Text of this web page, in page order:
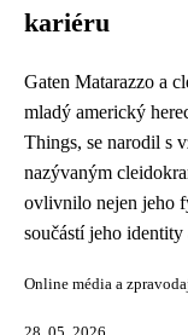
kariéru
Gaten Matarazzo a
mladý americký
Things, se narodil s
nazývaným
ovlivnilo nejen jeho
součástí jeho identity
Online média a